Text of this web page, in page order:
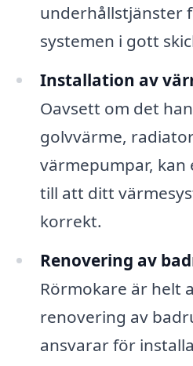
underhållstjänster
systemen i gott
Installation av
Oavsett om det
golvvärme,
värmepumpar, kan
till att ditt
korrekt.
Renovering av
Rörmokare är helt
renovering av
ansvarar för